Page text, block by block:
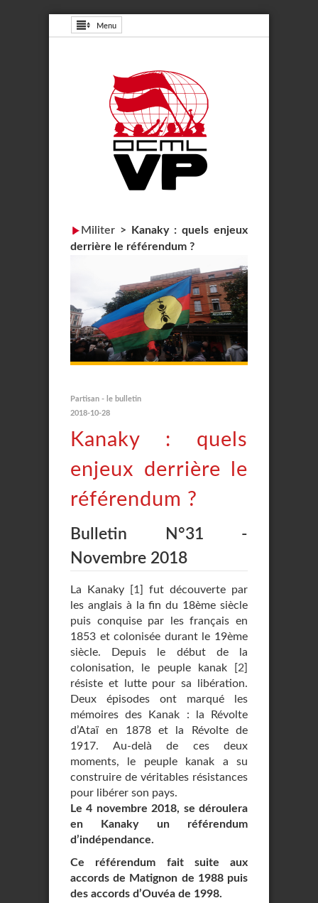
Menu
Militer >
Kanaky : quels enjeux
derrière le référendum ?
Partisan - le bulletin
2018-10-28
Kanaky : quels
enjeux derrière le
référendum ?
Bulletin N°31 -
Novembre 2018
La Kanaky [1 ]
fut découverte par
les anglais à la fin du 18ème siècle
puis conquise par les français en
1853 et colonisée durant le 19ème
siècle. Depuis le début de la
colonisation, le peuple kanak[2]
résiste et lutte pour sa libération.
Deux épisodes ont marqué les
mémoires des Kanak : la Révolte
d’Ataï en 1878 et la Révolte de
1917. Au-delà de ces deux
moments, le peuple kanak a su
construire de véritables résistances
pour libérer son pays.
Le 4 novembre 2018, se déroulera
en Kanaky un référendum
d’indépendance.
Ce référendum fait suite aux
accords de Matignon de 1988 puis
des accords d’Ouvéa de 1998.